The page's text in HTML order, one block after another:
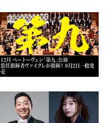
12月 ベートーヴェン「第九」公演
常任指揮者ヴァイグレが指揮！ 8月2日一般発
売